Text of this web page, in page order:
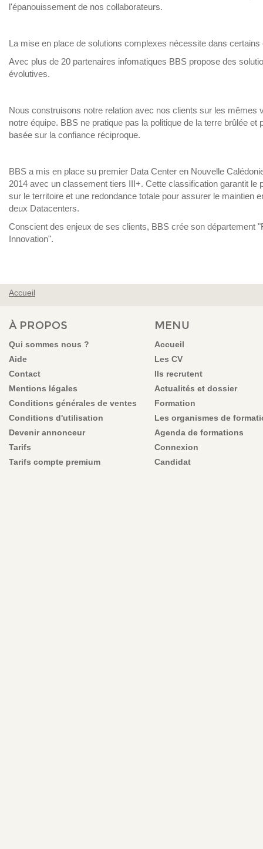
l'épanouissement de nos collaborateurs.
La mise en place de solutions complexes nécessite dans
Avec plus de 20 partenaires infomatiques BBS propose des
évolutives.
Nous construisons notre relation avec nos clients sur les mêmes
notre équipe. BBS ne pratique pas la politique de la terre brûlée et
basée sur la confiance réciproque.
BBS a mis en place su premier Data Center en Nouvelle
2014 avec un classement tiers III+. Cette classification garantit le
sur le territoire et une redondance totale pour assurer le maintien
deux Datacenters.
Conscient des enjeux de ses clients, BBS crée son département
Innovation".
VOUS ÊTES ICI
Accueil
À PROPOS
Qui sommes nous ?
Aide
Contact
Mentions légales
Conditions générales de ventes
Conditions d'utilisation
Devenir annonceur
Tarifs
Tarifs compte premium
MENU
Accueil
Les CV
Ils recrutent
Actualités et dossier
Formation
Les organismes de
Agenda de formations
Connexion
Candidat